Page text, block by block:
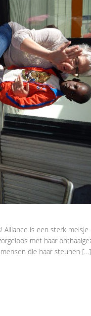
Alliance is een sterk
met haar
die haar steunen […]